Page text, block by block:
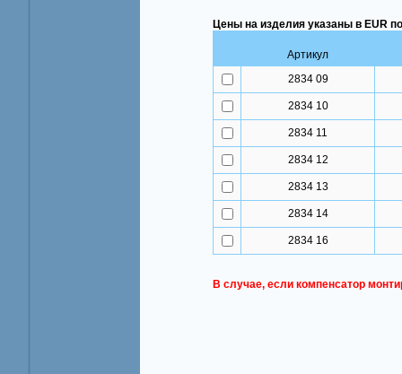
Цены на изделия указаны в EUR
Артикул
2834 09
2834 10
2834 11
2834 12
2834 13
2834 14
2834 16
В случае, если компенсатор